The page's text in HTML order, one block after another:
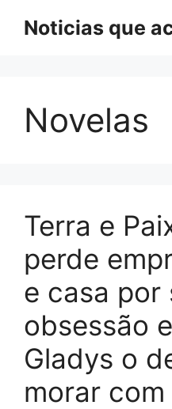
Noticias que
Novelas
Terra e
perde
e casa por
obsessão
Gladys o
morar com